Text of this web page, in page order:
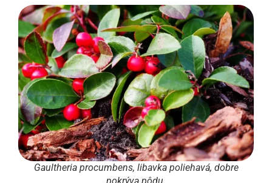
Gaultheria procumbens, libavka poliehavá, dobre
pokrýva pôdu.